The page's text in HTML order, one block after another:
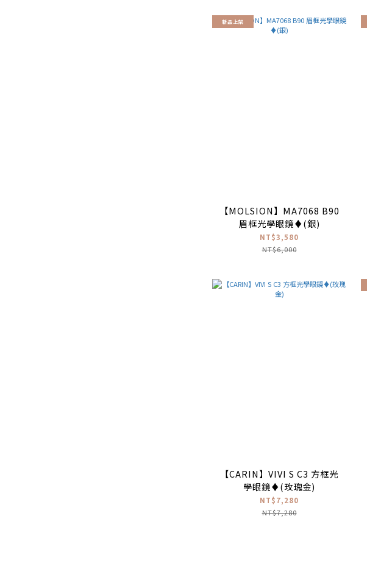
新品上架
【MOLSION】MA7068 B90
眉框光學眼鏡♦(銀)
NT$3,580
NT$6,000
【CARIN】VIVI S C3 方框光
學眼鏡♦(玫瑰金)
NT$7,280
NT$7,280